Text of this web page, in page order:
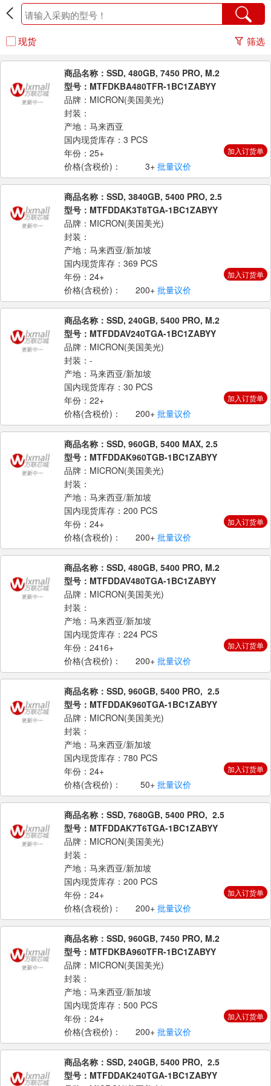
现货 筛选
商品名称：SSD, 480GB, 7450 PRO, M.2
型号：MTFDKBA480TFR-1BC1ZABYY
品牌：MICRON(美国美光)
封装：
产地：马来西亚
国内现货库存：3 PCS
年份：25+
价格(含税价)：
3+ 批量议价
加入订货单
商品名称：SSD, 3840GB, 5400 PRO, 2.5
型号：MTFDDAK3T8TGA-1BC1ZABYY
品牌：MICRON(美国美光)
封装：
产地：马来西亚/新加坡
国内现货库存：369 PCS
年份：24+
价格(含税价)：
200+ 批量议价
加入订货单
商品名称：SSD, 240GB, 5400 PRO, M.2
型号：MTFDDAV240TGA-1BC1ZABYY
品牌：MICRON(美国美光)
封装：-
产地：马来西亚/新加坡
国内现货库存：30 PCS
年份：22+
价格(含税价)：
200+ 批量议价
加入订货单
商品名称：SSD, 960GB, 5400 MAX, 2.5
型号：MTFDDAK960TGB-1BC1ZABYY
品牌：MICRON(美国美光)
封装：
产地：马来西亚/新加坡
国内现货库存：200 PCS
年份：24+
价格(含税价)：
200+ 批量议价
加入订货单
商品名称：SSD, 480GB, 5400 PRO, M.2
型号：MTFDDAV480TGA-1BC1ZABYY
品牌：MICRON(美国美光)
封装：
产地：马来西亚/新加坡
国内现货库存：224 PCS
年份：2416+
价格(含税价)：
200+ 批量议价
加入订货单
商品名称：SSD, 960GB, 5400 PRO, 2.5
型号：MTFDDAK960TGA-1BC1ZABYY
品牌：MICRON(美国美光)
封装：
产地：马来西亚/新加坡
国内现货库存：780 PCS
年份：24+
价格(含税价)：
50+ 批量议价
加入订货单
商品名称：SSD, 7680GB, 5400 PRO, 2.5
型号：MTFDDAK7T6TGA-1BC1ZABYY
品牌：MICRON(美国美光)
封装：
产地：马来西亚/新加坡
国内现货库存：200 PCS
年份：24+
价格(含税价)：
200+ 批量议价
加入订货单
商品名称：SSD, 960GB, 7450 PRO, M.2
型号：MTFDKBA960TFR-1BC1ZABYY
品牌：MICRON(美国美光)
封装：
产地：马来西亚/新加坡
国内现货库存：500 PCS
年份：24+
价格(含税价)：
200+ 批量议价
加入订货单
商品名称：SSD, 240GB, 5400 PRO, 2.5
型号：MTFDDAK240TGA-1BC1ZABYY